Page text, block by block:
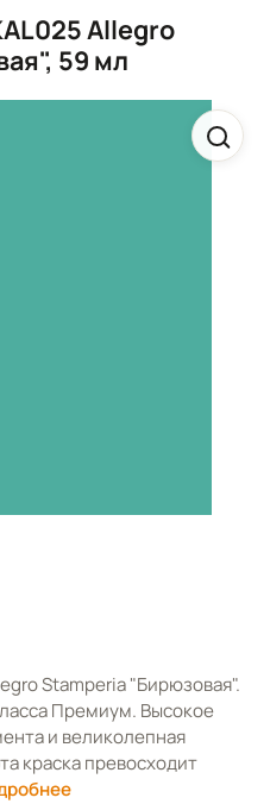
Allegro
59 мл
Stamperia "Бирюзовая".
Премиум. Высокое
и великолепная
краска превосходит